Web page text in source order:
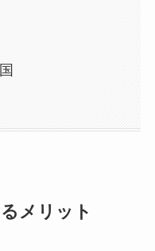
メリット